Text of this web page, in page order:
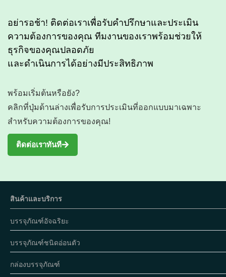
อย่ารอช้า! ติดต่อเราเพื่อรับคำปรึกษาและประเมิน
ความต้องการของคุณ ทีมงานของเราพร้อมช่วยให้
ธุรกิจของคุณปลอดภัย
และดำเนินการได้อย่างมีประสิทธิภาพ
พร้อมเริ่มต้นหรือยัง?
คลิกที่ปุ่มด้านล่างเพื่อรับการประเมินที่ออกแบบมาเฉพาะ
สำหรับความต้องการของคุณ!
ติดต่อเราทันที
สินค้าและบริการ
บรรจุภัณฑ์อัจฉริยะ
บรรจุภัณฑ์ชนิดอ่อนตัว
กล่องบรรจุภัณฑ์